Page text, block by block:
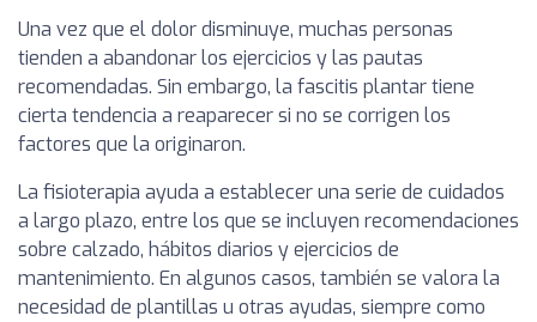
Una vez que el dolor disminuye, muchas personas
tienden a abandonar los ejercicios y las pautas
recomendadas. Sin embargo, la fascitis plantar tiene
cierta tendencia a reaparecer si no se corrigen los
factores que la originaron.
La fisioterapia ayuda a establecer una serie de cuidados
a largo plazo, entre los que se incluyen recomendaciones
sobre calzado, hábitos diarios y ejercicios de
mantenimiento. En algunos casos, también se valora la
necesidad de plantillas u otras ayudas, siempre como